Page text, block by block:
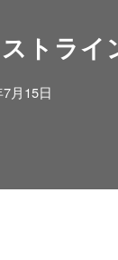
トライ
月15日